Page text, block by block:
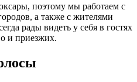
поэтому мы работаем с
а также с жителями
рады видеть у себя в гостях
и приезжих.